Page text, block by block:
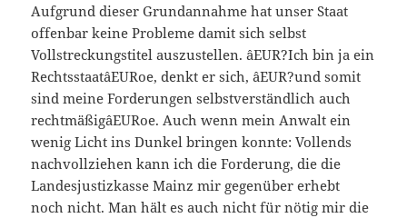
Aufgrund dieser Grundannahme hat unser Staat
offenbar keine Probleme damit sich selbst
Vollstreckungstitel auszustellen. âEUR?Ich bin ja ein
RechtsstaatâEURoe, denkt er sich, âEUR?und somit
sind meine Forderungen selbstverständlich auch
rechtmäßigâEURoe. Auch wenn mein Anwalt ein
wenig Licht ins Dunkel bringen konnte: Vollends
nachvollziehen kann ich die Forderung, die die
Landesjustizkasse Mainz mir gegenüber erhebt
noch nicht. Man hält es auch nicht für nötig mir die